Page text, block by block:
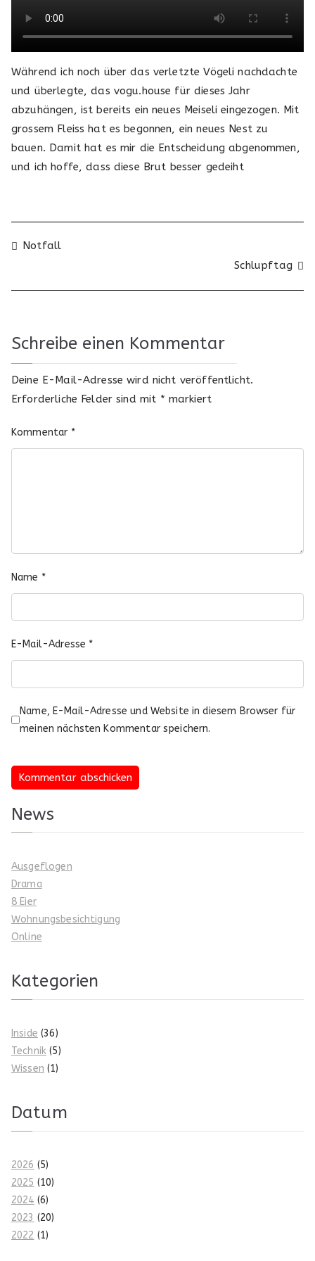
Während ich noch über das verletzte Vögeli nachdachte
und überlegte, das vogu.house für dieses Jahr
abzuhängen, ist bereits ein neues Meiseli eingezogen. Mit
grossem Fleiss hat es begonnen, ein neues Nest zu
bauen. Damit hat es mir die Entscheidung abgenommen,
und ich hoffe, dass diese Brut besser gedeiht
Beitragsnavigation
Notfall
Schlupftag
Schreibe einen Kommentar
Deine E-Mail-Adresse wird nicht veröffentlicht.
Erforderliche Felder sind mit * markiert
Kommentar *
Name *
E-Mail-Adresse *
Name, E-Mail-Adresse und Website in diesem Browser für
meinen nächsten Kommentar speichern.
News
Ausgeflogen
Drama
8 Eier
Wohnungsbesichtigung
Online
Kategorien
Inside (36)
Technik (5)
Wissen (1)
Datum
2026 (5)
2025 (10)
2024 (6)
2023 (20)
2022 (1)